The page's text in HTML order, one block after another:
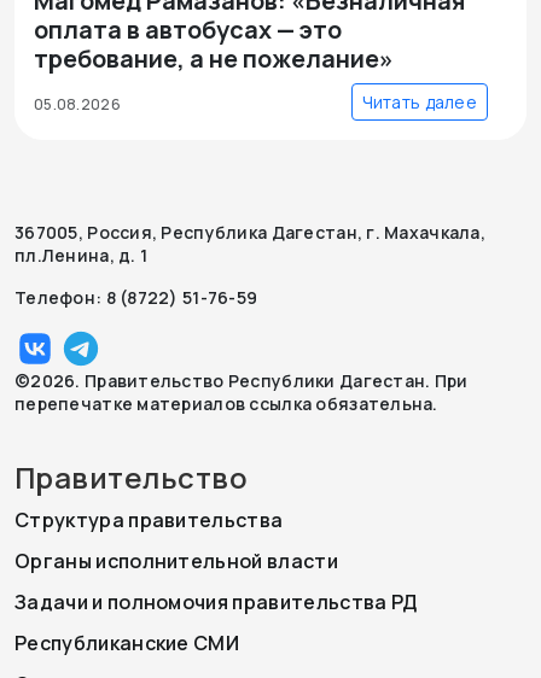
оплата в автобусах — это
требование, а не пожелание»
05.08.2026 Читать далее
367005, Россия, Республика Дагестан, г. Махачкала,
пл.Ленина, д. 1
Телефон: 8 (8722) 51-76-59
©2026. Правительство Республики Дагестан. При
перепечатке материалов ссылка обязательна.
Правительство
Структура правительства
Органы исполнительной власти
Задачи и полномочия правительства РД
Республиканские СМИ